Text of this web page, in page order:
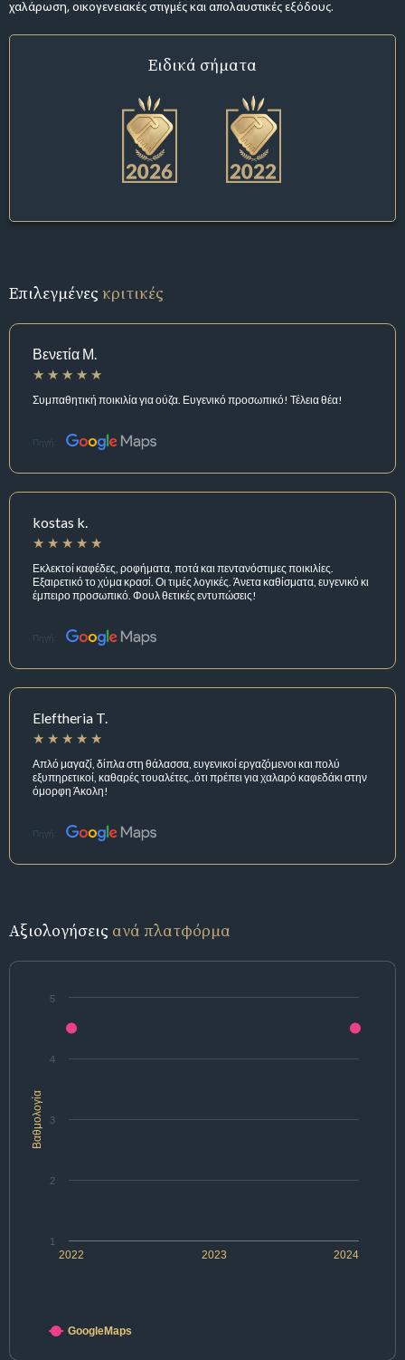
χαλάρωση, οικογενειακές στιγμές και απολαυστικές εξόδους.
Ειδικά σήματα
Επιλεγμένεςκριτικές
Βενετία Μ.
Συμπαθητική ποικιλία για ούζα. Ευγενικό προσωπικό! Τέλεια θέα!
Πηγή:
kostas k.
Εκλεκτοί καφέδες, ροφήματα, ποτά και πεντανόστιμες ποικιλίες.
Εξαιρετικό το χύμα κρασί. Οι τιμές λογικές. Άνετα καθίσματα, ευγενικό κι
έμπειρο προσωπικό. Φουλ θετικές εντυπώσεις!
Πηγή:
Eleftheria T.
Απλό μαγαζί, δίπλα στη θάλασσα, ευγενικοί εργαζόμενοι και πολύ
εξυπηρετικοί, καθαρές τουαλέτες..ότι πρέπει για χαλαρό καφεδάκι στην
όμορφη Άκολη!
Πηγή:
Αξιολογήσεις ανά πλατφόρμα
Βαθμολογία
2022 2023 2024
1
2
3
4
5
GoogleMaps